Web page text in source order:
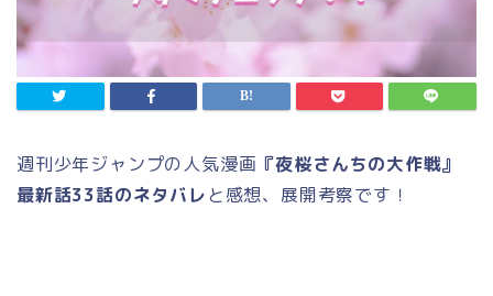
週刊少年ジャンプの人気漫画 『夜桜さんちの大作戦』
最新話33話のネタバレと感想、展開考察です！